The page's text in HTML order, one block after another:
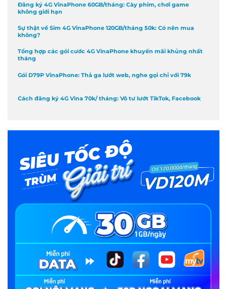
Đăng ký 4G VinaPhone 60GB/tháng: Cày phim, chơi game
không giới hạn
Sự thật về Sim 4G VinaPhone 120GB/tháng 50k: Có nên mua
không?
Tổng hợp các gói cước 4G VinaPhone khuyến mãi khủng nhất
tháng
Gói D79P VinaPhone: Thả ga lướt web, nghe gọi chỉ với 79k
Cách đăng ký 4G Vina 70k/ tháng: Vô tư lướt TikTok, Facebook